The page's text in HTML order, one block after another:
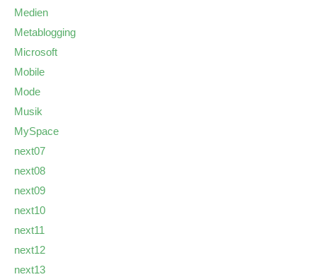
Medien
Metablogging
Microsoft
Mobile
Mode
Musik
MySpace
next07
next08
next09
next10
next11
next12
next13